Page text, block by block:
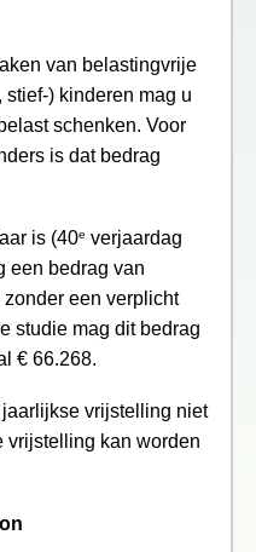
van belastingvrije
) kinderen mag u
schenken. Voor
is dat bedrag
is (40e verjaardag
een bedrag van
een verplicht
studie mag dit bedrag
€ 66.268.
vrijstelling niet
vrijstelling kan worden